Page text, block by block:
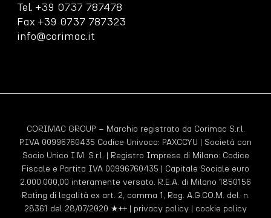
Tel. +39 0737 787478
Fax +39 0737 787323
info@corimac.it
CORIMAC GROUP – Marchio registrato da Corimac S.r.l.
P.IVA 00996760435 Codice Univoco: PAXCCYU | Società con
Socio Unico I.M. S.r.l. | Registro Imprese di Milano: Codice
Fiscale e Partita IVA 00996760435 | Capitale Sociale euro
2.000.000,00 interamente versato. R.E.A. di Milano 1850156
Rating di legalità ex art. 2, comma 1, Reg. A.G.CO.M. del. n.
28361 del 28/07/2020 ★++ | privacy policy | cookie policy